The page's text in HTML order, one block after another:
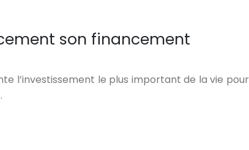
son financement
l’investissement le plus important de la vie pour